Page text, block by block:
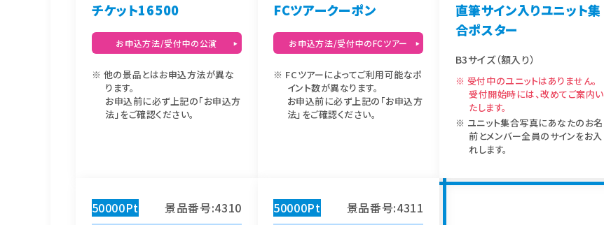
チケット16500
お申込方法/受付中の公演
他の景品とはお申込方法が異な
ります。
お申込前に必ず上記の「お申込方
法」をご確認ください。
FCツアークーポン
お申込方法/受付中のFCツアー
FCツアーによってご利用可能なポ
イント数が異なります。
お申込前に必ず上記の「お申込方
法」をご確認ください。
直筆サイン入りユニット集
合ポスター
B3サイズ（額入り）
受付中のユニットはありません。
受付開始時には、改めてご案内い
たします。
ユニット集合写真にあなたのお名
前とメンバー全員のサインをお入
れします。
50000Pt 景品番号:4310 50000Pt 景品番号:4311